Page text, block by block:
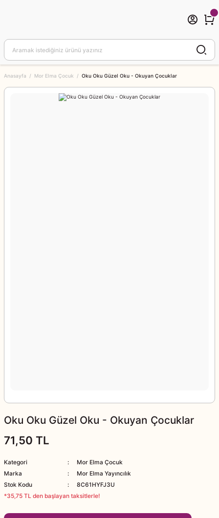
Anasayfa Mor Elma Çocuk Oku Oku Güzel Oku - Okuyan Çocuklar
Oku Oku Güzel Oku - Okuyan Çocuklar
71,50 TL
Kategori
Mor Elma Çocuk
Marka
Mor Elma Yayıncılık
Stok Kodu
8C61HYFJ3U
*35,75 TL den başlayan taksitlerle!